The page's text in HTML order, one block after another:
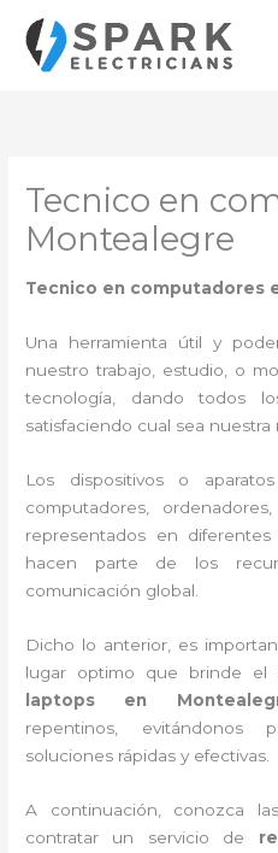
contenido
Tecnico en
Montealegre
Tecnico en computadores
Una herramienta útil y
nuestro trabajo, estudio, o
tecnología, dando todos
satisfaciendo cual sea nuestra
Los dispositivos o
computadores,
representados en
hacen parte de los
comunicación global.
Dicho lo anterior, es
lugar optimo que brinde el
laptops en
repentinos, evitándonos
soluciones rápidas y efectivas.
A continuación, conozca
contratar un servicio de